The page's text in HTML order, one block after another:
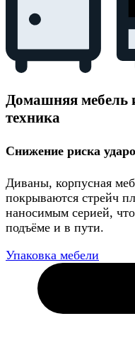
Домашняя мебель
техника
Снижение риска
Диваны, корпусная
покрываются стрейч
наносимым серией,
подъёме и в пути.
Упаковка мебели